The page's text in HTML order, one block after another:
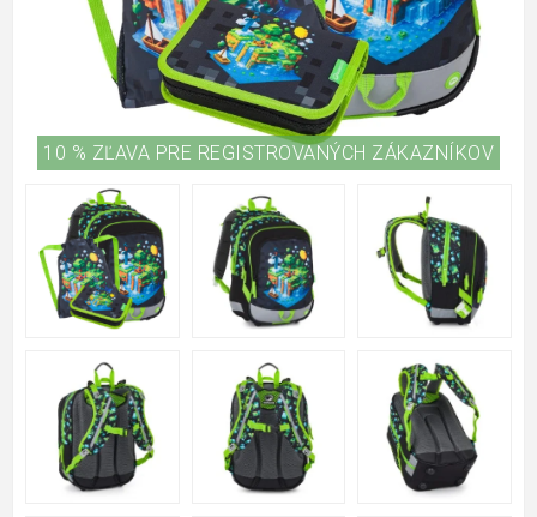
10 % ZĽAVA PRE REGISTROVANÝCH ZÁKAZNÍKOV